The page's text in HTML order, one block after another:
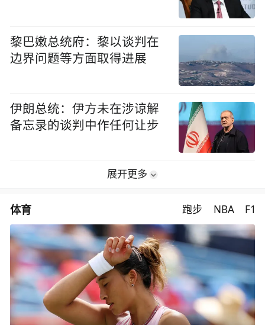
黎巴嫩总统府：黎以谈判在
边界问题等方面取得进展
伊朗总统：伊方未在涉谅解
备忘录的谈判中作任何让步
展开更多
体育 跑步 NBA F1